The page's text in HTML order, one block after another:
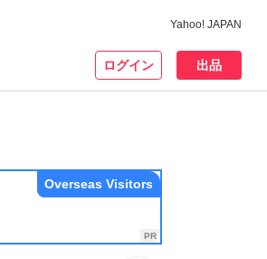
Yahoo! JAPAN
ログイン 出品
Overseas Visitors